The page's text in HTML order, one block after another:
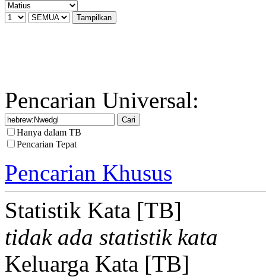
Pencarian Universal:
Hanya dalam TB
Pencarian Tepat
Pencarian Khusus
Statistik Kata [TB]
tidak ada statistik kata
Keluarga Kata [TB]